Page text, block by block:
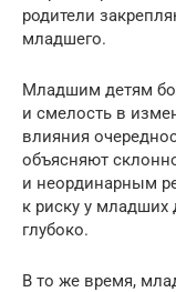
родители
младшего.
Младшим детям
и смелость в
влияния
объясняют
и неординарным
к риску у
глубоко.
В то же время,